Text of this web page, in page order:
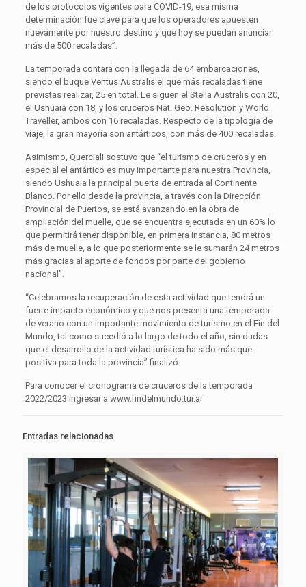
de los protocolos vigentes para COVID-19, esa misma
determinación fue clave para que los operadores apuesten
nuevamente por nuestro destino y que hoy se puedan anunciar
más de 500 recaladas”.
La temporada contará con la llegada de 64 embarcaciones,
siendo el buque Ventus Australis el que más recaladas tiene
previstas realizar, 25 en total. Le siguen el Stella Australis con 20,
el Ushuaia con 18, y los cruceros Nat. Geo. Resolution y World
Traveller, ambos con 16 recaladas. Respecto de la tipología de
viaje, la gran mayoría son antárticos, con más de 400 recaladas.
Asimismo, Querciali sostuvo que “el turismo de cruceros y en
especial el antártico es muy importante para nuestra Provincia,
siendo Ushuaia la principal puerta de entrada al Continente
Blanco. Por ello desde la provincia, a través con la Dirección
Provincial de Puertos, se está avanzando en la obra de
ampliación del muelle, que se encuentra ejecutada en un 60% lo
que permitirá tener disponible, en primera instancia, 80 metros
más de muelle, a lo que posteriormente se le sumarán 24 metros
más gracias al aporte de fondos por parte del gobierno
nacional”.
“Celebramos la recuperación de esta actividad que tendrá un
fuerte impacto económico y que nos presenta una temporada
de verano con un importante movimiento de turismo en el Fin del
Mundo, tal como sucedió a lo largo de todo el año, sin dudas
que el desarrollo de la actividad turística ha sido más que
positiva para toda la provincia” finalizó.
Para conocer el cronograma de cruceros de la temporada
2022/2023 ingresar a www.findelmundo.tur.ar
Entradas relacionadas